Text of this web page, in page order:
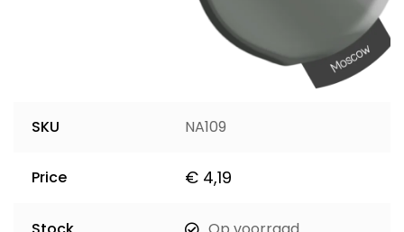
SKU NA109
Price € 4,19